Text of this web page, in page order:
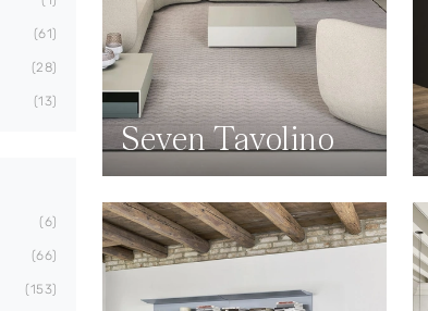
61
28
13
6
66
153
Seven Tavolino